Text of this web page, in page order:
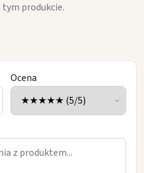
tym produkcie.
Ocena